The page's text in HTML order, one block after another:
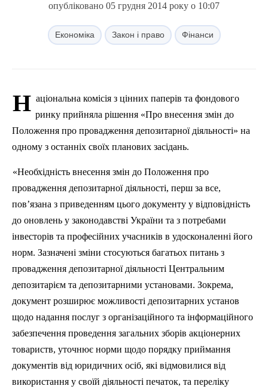
опубліковано 05 грудня 2014 року о 10:07
Економіка Закон і право Фінанси
Н аціональна комісія з цінних паперів та фондового
ринку прийняла рішення «Про внесення змін до
Положення про провадження депозитарної діяльності» на
одному з останніх своїх планових засідань.
«Необхідність внесення змін до Положення про
провадження депозитарної діяльності, перш за все,
пов’язана з приведенням цього документу у відповідність
до оновлень у законодавстві України та з потребами
інвесторів та професійних учасників в удосконаленні його
норм. Зазначені зміни стосуються багатьох питань з
провадження депозитарної діяльності Центральним
депозитарієм та депозитарними установами. Зокрема,
документ розширює можливості депозитарних установ
щодо надання послуг з організаційного та інформаційного
забезпечення проведення загальних зборів акціонерних
товариств, уточнює норми щодо порядку приймання
документів від юридичних осіб, які відмовилися від
використання у своїй діяльності печаток, та переліку